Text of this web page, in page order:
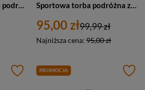
Zielono-różowa torba podróżna z poliestru zamykana na suwak - Peterson Sportowa torba podróżna z poliestru w szaro-różowym kolorze zamykana na suwak - Peterson
95,00 zł
Najniższa cena: 95,00 zł
99,99 zł
PROMOCJA